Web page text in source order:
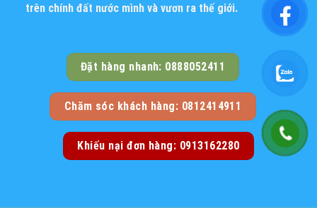
trên chính đất nước mình và vươn ra thế giới.
Đặt hàng nhanh: 0888052411
Chăm sóc khách hàng: 0812414911
Khiếu nại đơn hàng: 0913162280